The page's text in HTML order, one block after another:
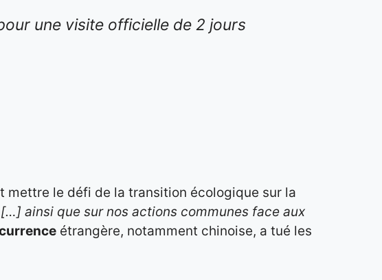
une visite officielle de 2 jours
mettre le défi de la transition écologique sur la
ainsi que sur nos actions communes face aux
étrangère, notamment chinoise, a tué les